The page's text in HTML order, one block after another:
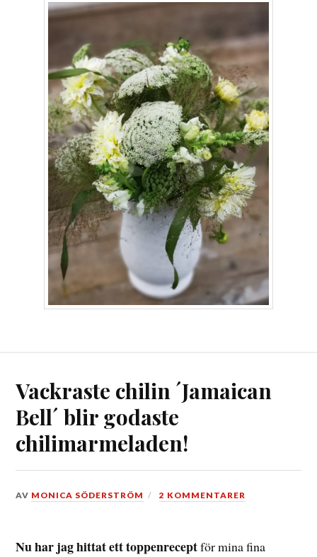
Vackraste chilin ´Jamaican
Bell´ blir godaste
chilimarmeladen!
DEN
2020
AV MONICA SÖDERSTRÖM 2 KOMMENTARER
Nu har jag hittat ett toppenreceptför mina fina